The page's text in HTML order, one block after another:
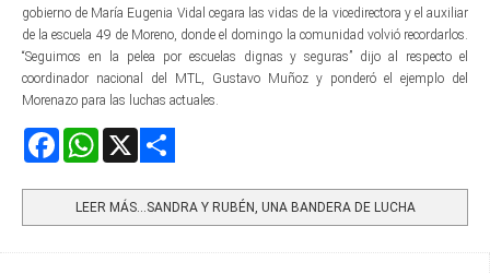
gobierno de María Eugenia Vidal cegara las vidas de la vicedirectora y el auxiliar
de la escuela 49 de Moreno, donde el domingo la comunidad volvió recordarlos.
“Seguimos en la pelea por escuelas dignas y seguras” dijo al respecto el
coordinador nacional del MTL, Gustavo Muñoz y ponderó el ejemplo del
Morenazo para las luchas actuales.
FacebookWhatsApp
LEER MÁS…SANDRA Y RUBÉN, UNA BANDERA DE LUCHA